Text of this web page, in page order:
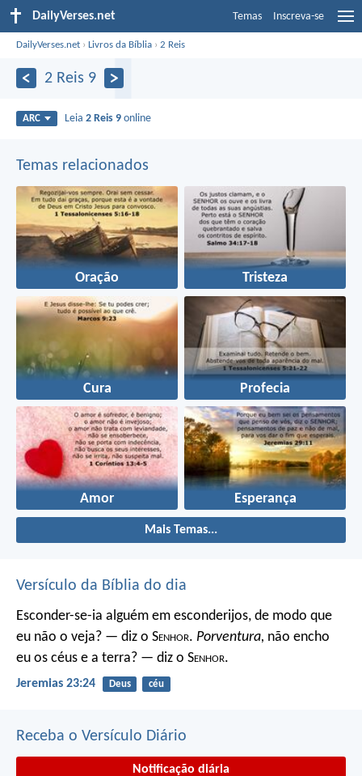
DailyVerses.net Temas Inscreva-se
DailyVerses.net ›Livros da Bíblia ›2 Reis
2 Reis 9
ARC Leia2 Reis 9 online
Temas relacionados
Oração Tristeza
Cura Profecia
Amor Esperança
Mais Temas...
Versículo da Bíblia do dia
Esconder-se-ia alguém em esconderijos, de modo que
eu não o veja? — diz o Senhor. Porventura, não encho
eu os céus e a terra? — diz o Senhor.
Jeremias 23:24 Deus céu
Receba o Versículo Diário
Notificação diária